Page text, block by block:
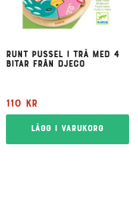
Runt pussel i trä med 4
bitar från Djeco
110 kr
Lägg i varukorg